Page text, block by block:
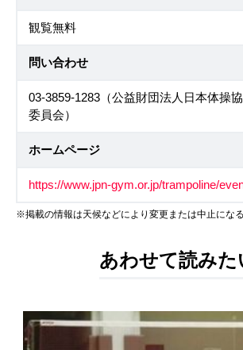
観覧無料
問い合わせ
03-3859-1283（公益財団法人日本体操
委員会）
ホームページ
https://www.jpn-gym.or.jp/trampoline/
※掲載の情報は天候などにより変更または中止になる
あわせて読みた